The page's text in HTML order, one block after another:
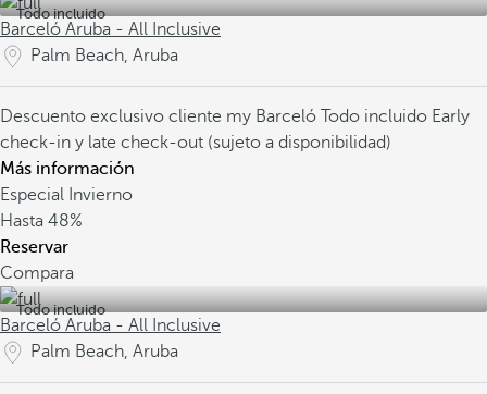
Todo incluido
Barceló Aruba - All Inclusive
Palm Beach, Aruba
Descuento exclusivo cliente my Barceló Todo incluido Early
check-in y late check-out (sujeto a disponibilidad)
Más información
Especial Invierno
Hasta 48%
Reservar
Compara
Todo incluido
Barceló Aruba - All Inclusive
Palm Beach, Aruba